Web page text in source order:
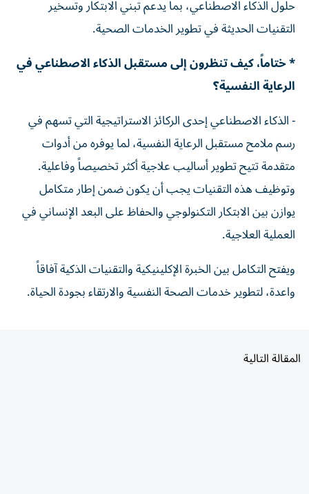
حلول الذكاء الاصطناعي، بما يدعم تبني الابتكار وتسخير
التقنيات الحديثة في تطوير الخدمات الصحية.
* ختاماً، كيف تنظرون إلى مستقبل الذكاء الاصطناعي في
الرعاية النفسية؟
- الذكاء الاصطناعي إحدى الركائز الاستراتيجية التي تسهم في
رسم ملامح مستقبل الرعاية النفسية، لما يوفره من أدوات
متقدمة تتيح تطوير أساليب علاجية أكثر تخصيصاً وفاعلية.
وتوظيف هذه التقنيات يجب أن يكون ضمن إطار متكامل
يوازن بين الابتكار التكنولوجي والحفاظ على البعد الإنساني في
العملية العلاجية.
ويفتح التكامل بين الخبرة الإكلينيكية والتقنيات الذكية آفاقاً
واعدة، لتطوير خدمات الصحة النفسية والارتقاء بجودة الحياة.
المقالة التالية